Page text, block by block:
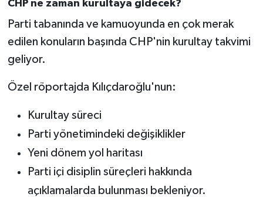
CHP ne zaman kurultaya gidecek?
Parti tabanında ve kamuoyunda en çok merak
edilen konuların başında CHP'nin kurultay takvimi
geliyor.
Özel röportajda Kılıçdaroğlu'nun:
Kurultay süreci
Parti yönetimindeki değişiklikler
Yeni dönem yol haritası
Parti içi disiplin süreçleri hakkında
açıklamalarda bulunması bekleniyor.